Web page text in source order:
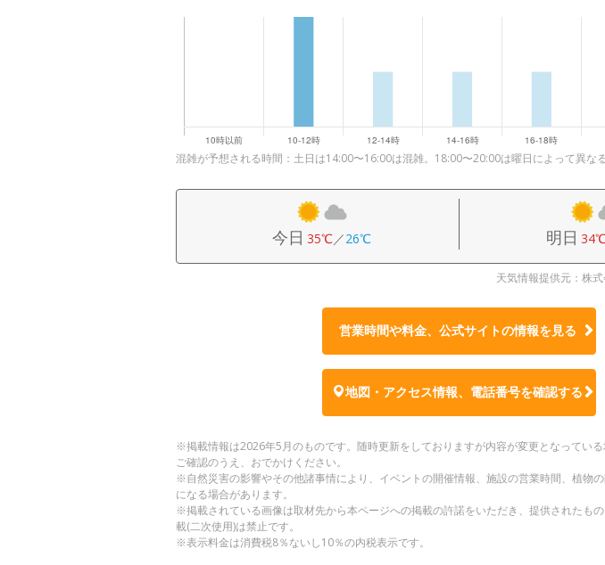
混雑が予想される時間：土日は14:00〜16:00は混雑。18:00〜20:00は曜日によって異な
今日 35℃／26℃ 明日
天気情報提供元：株
営業時間や料金、公式サイトの情報を見る
地図・アクセス情報、電話番号を確認する
※掲載情報は2026年5月のものです。随時更新をしておりますが内容が変更となってい
ご確認のうえ、おでかけください。
※自然災害の影響やその他諸事情により、イベントの開催情報、施設の営業時間、植物
になる場合があります。
※掲載されている画像は取材先から本ページへの掲載の許諾をいただき、提供されたも
載(二次使用)は禁止です。
※表示料金は消費税8％ないし10％の内税表示です。